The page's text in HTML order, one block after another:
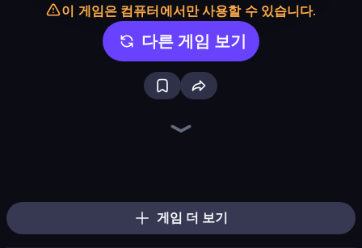
이 게임은 컴퓨터에서만 사용할 수 있습니다.
다른 게임 보기
게임 더 보기